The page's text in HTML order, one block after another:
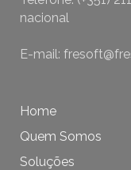
nacional
E-mail:
Home
Quem Somos
Soluções